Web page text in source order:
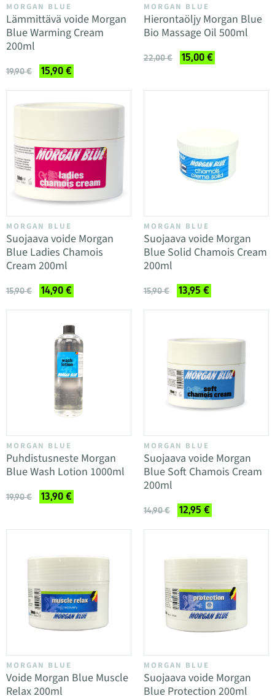
MORGAN BLUE
Lämmittävä voide Morgan
Blue Warming Cream
200ml
19,90 € 15,90 €
MORGAN BLUE
Hierontaöljy Morgan Blue
Bio Massage Oil 500ml
22,00 € 15,00 €
MORGAN BLUE
Suojaava voide Morgan
Blue Ladies Chamois
Cream 200ml
15,90 € 14,90 €
MORGAN BLUE
Suojaava voide Morgan
Blue Solid Chamois Cream
200ml
15,90 € 13,95 €
MORGAN BLUE
Puhdistusneste Morgan
Blue Wash Lotion 1000ml
19,90 € 13,90 €
MORGAN BLUE
Suojaava voide Morgan
Blue Soft Chamois Cream
200ml
14,90 € 12,95 €
MORGAN BLUE
Voide Morgan Blue Muscle
Relax 200ml
MORGAN BLUE
Suojaava voide Morgan
Blue Protection 200ml